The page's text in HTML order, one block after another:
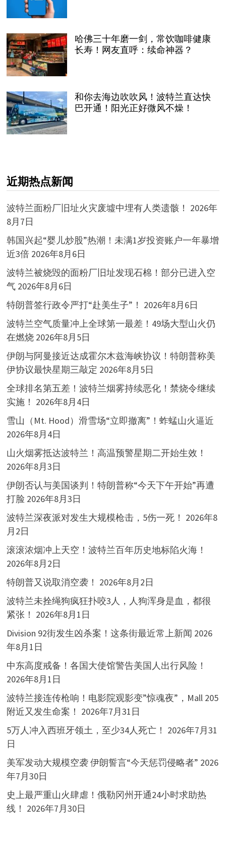
哈佛三十年磨一剑，常饮咖啡健康
长寿！网友直呼：续命神器？
和你去海边吹吹风！波特兰直达快
巴开通！阳光正好微风不燥！
近期热点新闻
波特兰面粉厂旧址火灾废墟中埋有人类遗骸！ 2026年
8月7日
韩国兴起“婴儿炒股”热潮！未满1岁投资账户一年暴增
近3倍 2026年8月6日
波特兰被烧毁的面粉厂旧址发现石棉！部分已进入空
气 2026年8月6日
特朗普签行政令严打“赴美生子”！ 2026年8月6日
波特兰空气质量冲上全球第一最差！49场大型山火仍
在燃烧 2026年8月5日
伊朗与阿曼接近达成霍尔木兹海峡协议！特朗普称美
伊协议最快星期三敲定 2026年8月5日
全球排名第五差！波特兰烟雾持续恶化！禁烧令继续
实施！ 2026年8月4日
雪山（Mt. Hood）滑雪场“立即撤离”！蚱蜢山火逼近
2026年8月4日
山火烟雾抵达波特兰！高温预警星期二开始生效！
2026年8月3日
伊朗否认与美国谈判！特朗普称“今天下午开始”再遭
打脸 2026年8月3日
波特兰深夜派对发生大规模枪击，5伤一死！ 2026年8
月2日
滚滚浓烟冲上天空！波特兰百年历史地标陷火海！
2026年8月2日
特朗普又说取消空袭！ 2026年8月2日
波特兰未拴绳狗疯狂扑咬3人，人狗浑身是血，都很
紧张！ 2026年8月1日
Division 92街发生凶杀案！这条街最近常上新闻 2026
年8月1日
中东高度戒备！各国大使馆警告美国人出行风险！
2026年8月1日
波特兰接连传枪响！电影院观影变”惊魂夜”，Mall 205
附近又发生命案！ 2026年7月31日
5万人冲入西班牙领土，至少34人死亡！ 2026年7月31
日
美军发动大规模空袭 伊朗誓言“今天惩罚侵略者” 2026
年7月30日
史上最严重山火肆虐！俄勒冈州开通24小时求助热
线！ 2026年7月30日